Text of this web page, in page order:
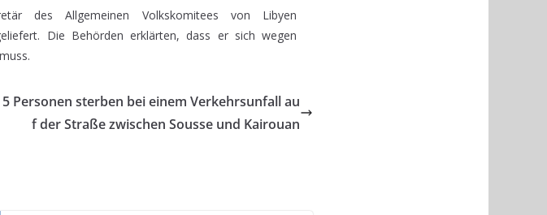
des Allgemeinen Volkskomitees von Libyen
Die Behörden erklärten, dass er sich wegen
5 Personen sterben bei einem Verkehrsunfall au
f der Straße zwischen Sousse und Kairouan